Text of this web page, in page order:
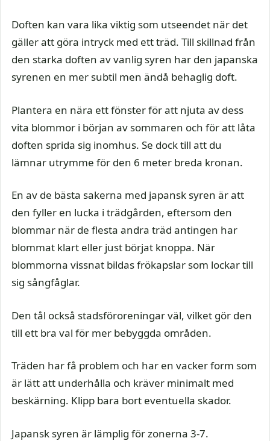
Doften kan vara lika viktig som utseendet när det
gäller att göra intryck med ett träd. Till skillnad från
den starka doften av vanlig syren har den japanska
syrenen en mer subtil men ändå behaglig doft.
Plantera en nära ett fönster för att njuta av dess
vita blommor i början av sommaren och för att låta
doften sprida sig inomhus. Se dock till att du
lämnar utrymme för den 6 meter breda kronan.
En av de bästa sakerna med japansk syren är att
den fyller en lucka i trädgården, eftersom den
blommar när de flesta andra träd antingen har
blommat klart eller just börjat knoppa. När
blommorna vissnat bildas frökapslar som lockar till
sig sångfåglar.
Den tål också stadsföroreningar väl, vilket gör den
till ett bra val för mer bebyggda områden.
Träden har få problem och har en vacker form som
är lätt att underhålla och kräver minimalt med
beskärning. Klipp bara bort eventuella skador.
Japansk syren är lämplig för zonerna 3-7.